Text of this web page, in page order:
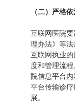
（二）严格
互联网医院
理办法》等
互联网执业
度和管理流
院信息平台
平台传输诊
展。